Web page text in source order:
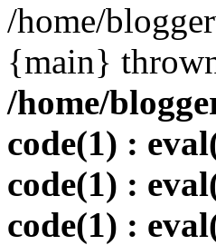
/home/
{main}
/home/
code(1) :
code(1) :
code(1) :